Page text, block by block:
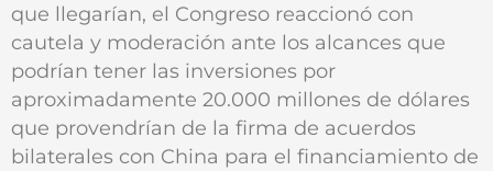
que llegarían, el Congreso reaccionó con
cautela y moderación ante los alcances que
podrían tener las inversiones por
aproximadamente 20.000 millones de dólares
que provendrían de la firma de acuerdos
bilaterales con China para el financiamiento de